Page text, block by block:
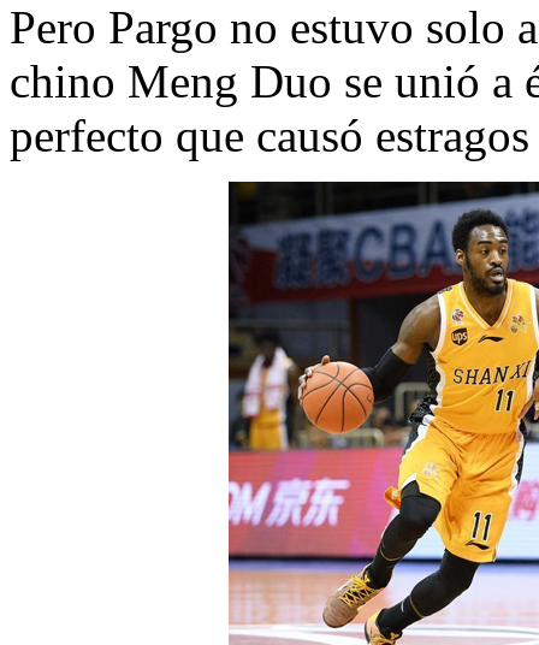
Pero Pargo no estuvo solo
chino Meng Duo se unió a
perfecto que causó